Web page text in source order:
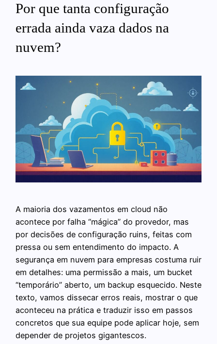
Por que tanta configuração
errada ainda vaza dados na
nuvem?
A maioria dos vazamentos em cloud não
acontece por falha “mágica” do provedor, mas
por decisões de configuração ruins, feitas com
pressa ou sem entendimento do impacto. A
segurança em nuvem para empresas costuma ruir
em detalhes: uma permissão a mais, um bucket
“temporário” aberto, um backup esquecido. Neste
texto, vamos dissecar erros reais, mostrar o que
aconteceu na prática e traduzir isso em passos
concretos que sua equipe pode aplicar hoje, sem
depender de projetos gigantescos.